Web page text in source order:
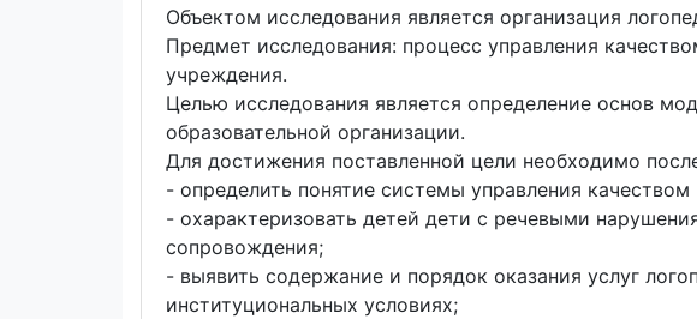
Объектом исследования является организация
Предмет исследования: процесс управления
учреждения.
Целью исследования является определение основ
образовательной организации.
Для достижения поставленной цели необходимо
- определить понятие системы управления качеством
- охарактеризовать детей дети с речевыми
сопровождения;
- выявить содержание и порядок оказания услуг
институциональных условиях;